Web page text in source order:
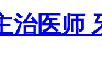
治医师